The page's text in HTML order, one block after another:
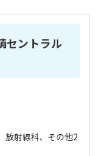
ントラル
放射線科、その他2